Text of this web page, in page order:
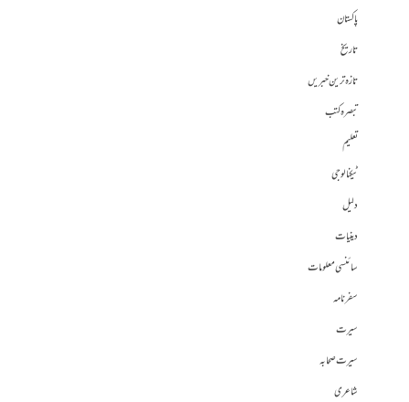
پاکستان
تاریخ
تازہ ترین خبریں
تبصرہ کتب
تعلیم
ٹیکنالوجی
دلیل
دینیات
سائنسی معلومات
سفرنامہ
سیرت
سیرت صحابہ
شاعری